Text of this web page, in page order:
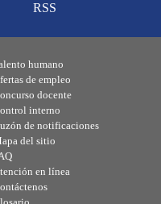
RSS
humano
de empleo
docente
interno
de notificaciones
del sitio
en línea